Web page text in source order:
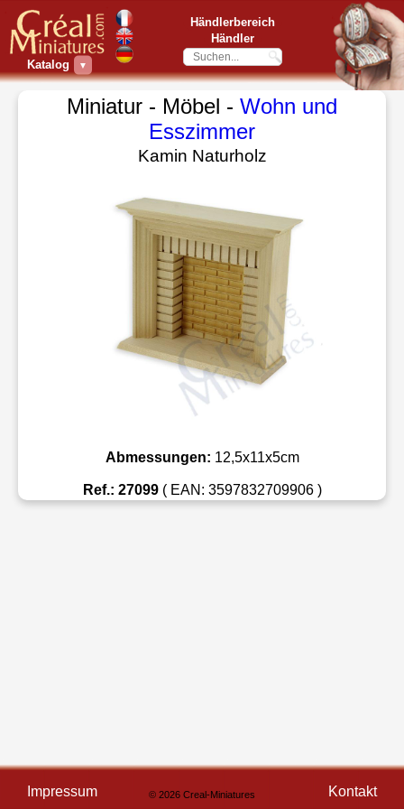
Katalog ▼
Händlerbereich
Händler
Miniatur - Möbel - Wohn und
Esszimmer
Kamin Naturholz
Abmessungen: 12,5x11x5cm
Ref.: 27099( EAN: 3597832709906 )
Impressum © 2026 Creal-Miniatures Kontakt